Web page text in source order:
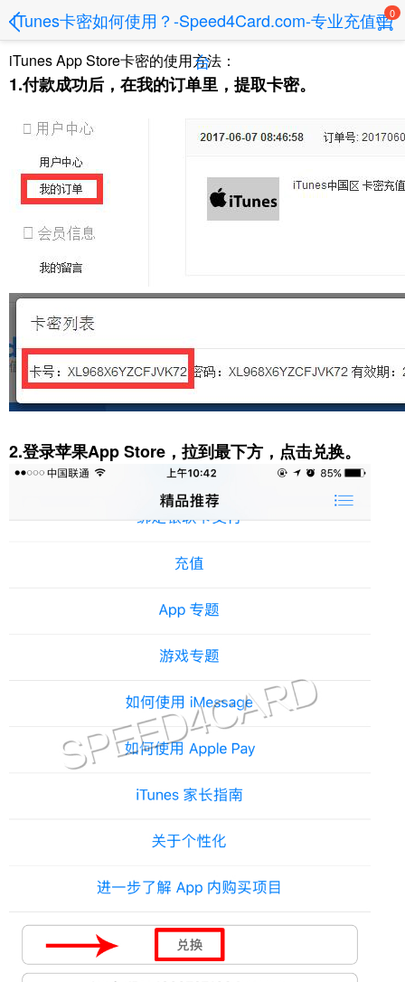
iTunes卡密如何使用？-Speed4Card.com-专业充值平
台
0
iTunes App Store卡密的使用方法：
1.付款成功后，在我的订单里，提取卡密。
2.登录苹果App Store，拉到最下方，点击兑换。